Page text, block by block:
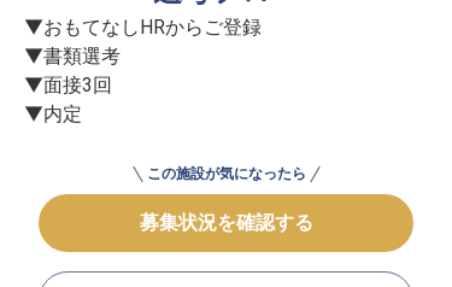
▼おもてなしHRからご登録
▼書類選考
▼面接3回
▼内定
この施設が気になったら
募集状況を確認する